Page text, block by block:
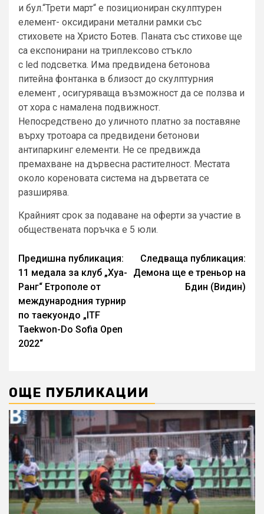
и бул.“Трети март“ е позициониран скулптурен
елемент- оксидирани метални рамки със
стиховете на Христо Ботев. Паната със стихове ще
са експонирани на триплексово стъкло
с led подсветка. Има предвидена бетонова
питейна фонтанка в близост до скулптурния
елемент , осигуряваща възможност да се ползва и
от хора с намалена подвижност.
Непосредствено до уличното платно за поставяне
върху тротоара са предвидени бетонови
антипаркинг елементи. Не се предвижда
премахване на дървесна растителност. Местата
около кореновата система на дърветата се
разширява.
Крайният срок за подаване на оферти за участие в
обществената поръчка е 5 юли.
Continue
Reading
Предишна публикация:
11 медала за клуб „Хуа-
Ранг“ Етрополе от
международния турнир
по таекуондо „ITF
Taekwon-Do Sofia Open
2022“
Следваща публикация:
Демона ще е треньор на
Бдин (Видин)
ОЩЕ ПУБЛИКАЦИИ